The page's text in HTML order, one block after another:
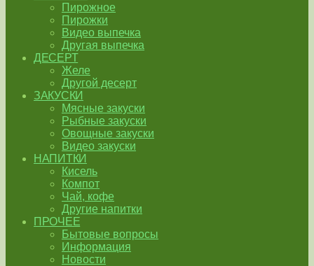
Пирожное
Пирожки
Видео выпечка
Другая выпечка
ДЕСЕРТ
Желе
Другой десерт
ЗАКУСКИ
Мясные закуски
Рыбные закуски
Овощные закуски
Видео закуски
НАПИТКИ
Кисель
Компот
Чай, кофе
Другие напитки
ПРОЧЕЕ
Бытовые вопросы
Информация
Новости